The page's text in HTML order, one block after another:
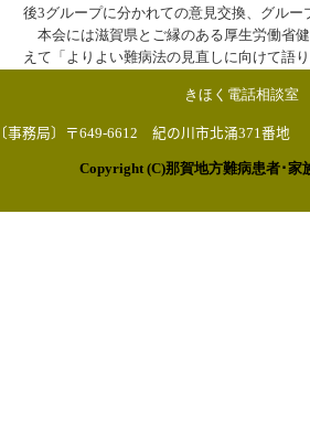
後3グループに分かれての意見交換、グルー
本会には滋賀県とご縁のある厚生労働省
えて「よりよい難病法の見直しに向けて語
きほく 電話相談室
〔事務局〕 〒649-6612 紀の川市北涌371番地
Copyright (C)那賀地方難病患者･家